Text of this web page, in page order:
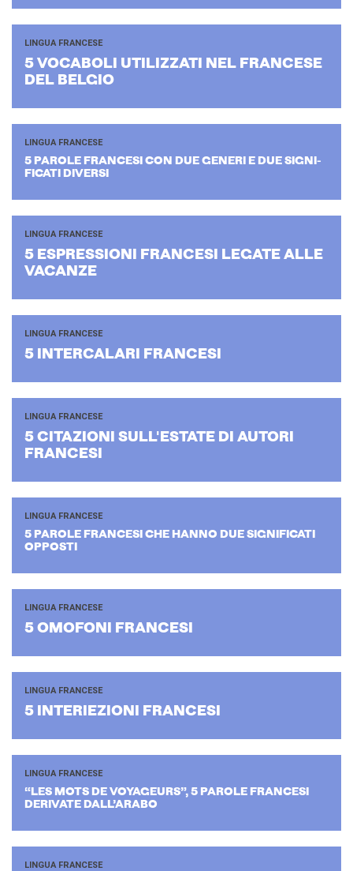
LINGUA FRANCESE
5 VO­CA­BO­LI UTI­LIZ­ZA­TI NEL FRAN­CE­SE
DEL BEL­GIO
LINGUA FRANCESE
5 PA­RO­LE FRAN­CE­SI CON DUE GE­NE­RI E DUE SI­GNI­
FI­CA­TI DI­VER­SI
LINGUA FRANCESE
5 ESPRES­SIO­NI FRAN­CE­SI LE­GA­TE ALLE
VA­CAN­ZE
LINGUA FRANCESE
5 IN­TER­CA­LA­RI FRAN­CE­SI
LINGUA FRANCESE
5 CI­TA­ZIO­NI SUL­L'E­STA­TE DI AU­TO­RI
FRAN­CE­SI
LINGUA FRANCESE
5 PA­RO­LE FRAN­CE­SI CHE HANNO DUE SI­GNI­FI­CA­TI
OP­PO­STI
LINGUA FRANCESE
5 OMO­FO­NI FRAN­CE­SI
LINGUA FRANCESE
5 IN­TE­RIE­ZIO­NI FRAN­CE­SI
LINGUA FRANCESE
“LES MOTS DE VOYA­GEURS”, 5 PA­RO­LE FRAN­CE­SI
DE­RI­VA­TE DAL­L’A­RA­BO
LINGUA FRANCESE